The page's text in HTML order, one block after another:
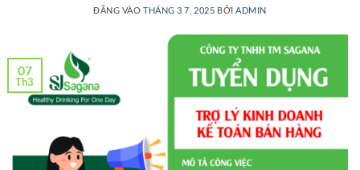
ĐĂNG VÀO THÁNG 3 7, 2025 BỞI ADMIN
07
Th3